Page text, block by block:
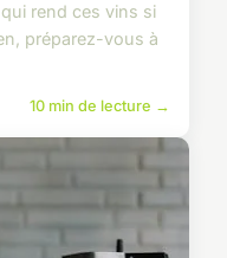
rend ces vins si
préparez-vous à
10 min de lecture →